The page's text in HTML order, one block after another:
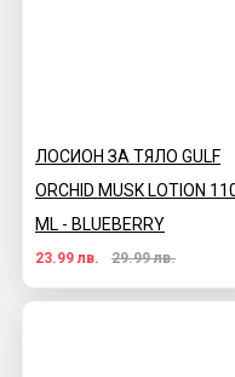
ЛОСИОН ЗА ТЯЛО GULF
ORCHID MUSK LOTION
ML - BLUEBERRY
23.99 лв. 29.99 лв.